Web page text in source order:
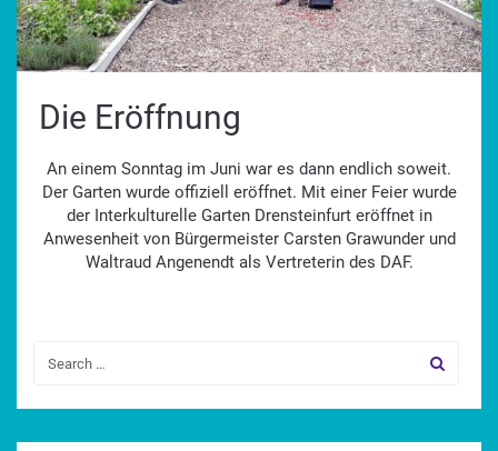
Die Eröffnung
An einem Sonntag im Juni war es dann endlich soweit.
Der Garten wurde offiziell eröffnet. Mit einer Feier wurde
der Interkulturelle Garten Drensteinfurt eröffnet in
Anwesenheit von Bürgermeister Carsten Grawunder und
Waltraud Angenendt als Vertreterin des DAF.